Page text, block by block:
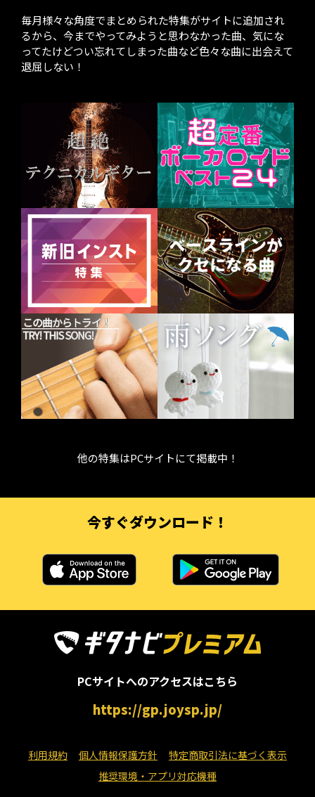
毎月様々な角度でまとめられた特集がサイトに追加され
るから、今までやってみようと思わなかった曲、気にな
ってたけどつい忘れてしまった曲など色々な曲に出会えて
退屈しない！
他の特集はPCサイトにて掲載中！
今すぐダウンロード！
PCサイトへのアクセスはこちら
https://gp.joysp.jp/
利用規約 個人情報保護方針
特定商取引法に基づく表示
推奨環境・アプリ対応機種